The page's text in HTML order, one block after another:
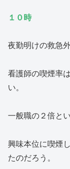
１０時
夜勤明けの救急
看護師の喫煙率
い。
一般職の２倍と
興味本位に喫煙
たのだろう。